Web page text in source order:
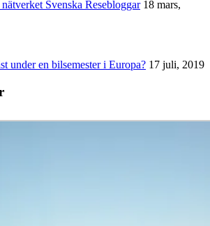
Svenska Resebloggar 18 mars,
under en bilsemester i Europa? 17 juli, 2019